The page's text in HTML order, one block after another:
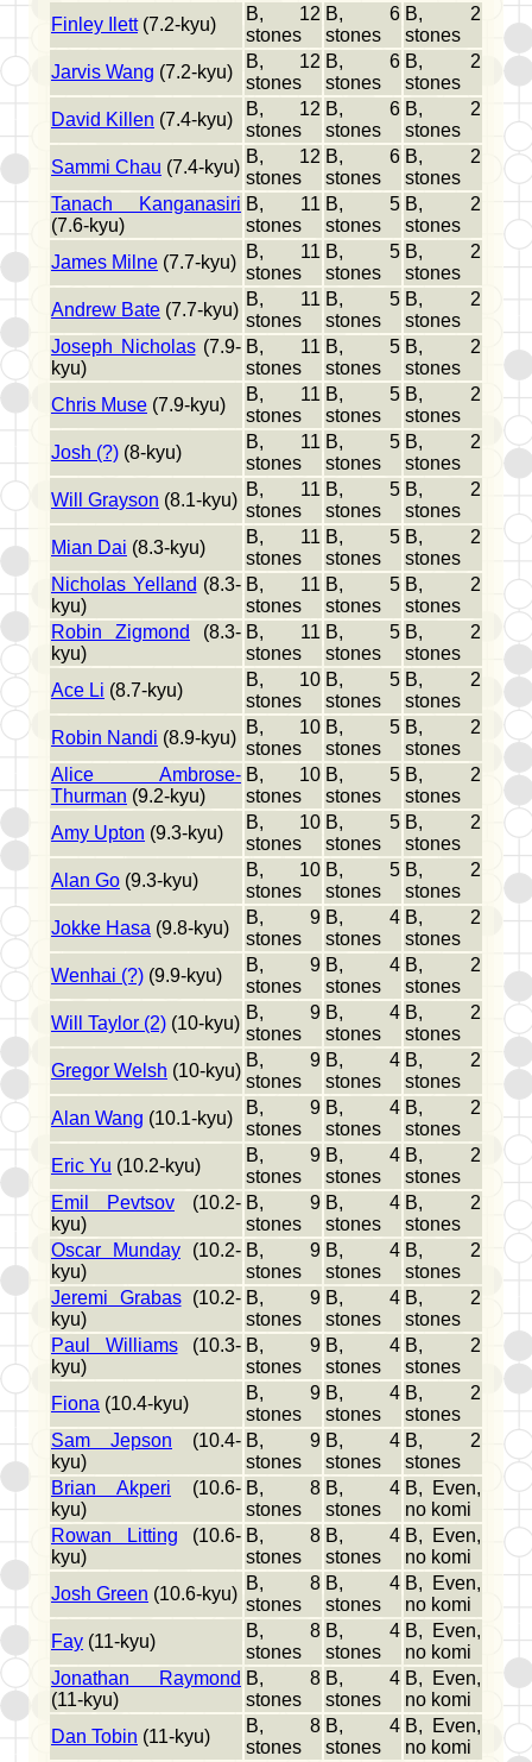
Finley Ilett(7.2-kyu)
B, 12
stones
B, 6
stones
B, 2
stones
Jarvis Wang (7.2-kyu)
B, 12
stones
B, 6
stones
B, 2
stones
David Killen (7.4-kyu)
B, 12
stones
B, 6
stones
B, 2
stones
Sammi Chau (7.4-kyu)
B, 12
stones
B, 6
stones
B, 2
stones
Tanach Kanganasiri
(7.6-kyu)
B, 11
stones
B, 5
stones
B, 2
stones
James Milne (7.7-kyu)
B, 11
stones
B, 5
stones
B, 2
stones
Andrew Bate (7.7-kyu)
B, 11
stones
B, 5
stones
B, 2
stones
Joseph Nicholas(7.9-
kyu)
B, 11
stones
B, 5
stones
B, 2
stones
Chris Muse (7.9-kyu)
B, 11
stones
B, 5
stones
B, 2
stones
Josh (?) (8-kyu)
B, 11
stones
B, 5
stones
B, 2
stones
Will Grayson (8.1-kyu)
B, 11
stones
B, 5
stones
B, 2
stones
Mian Dai (8.3-kyu)
B, 11
stones
B, 5
stones
B, 2
stones
Nicholas Yelland (8.3-
kyu)
B, 11
stones
B, 5
stones
B, 2
stones
Robin Zigmond
(8.3-
kyu)
B, 11
stones
B, 5
stones
B, 2
stones
Ace Li (8.7-kyu)
B, 10
stones
B, 5
stones
B, 2
stones
Robin Nandi (8.9-kyu)
B, 10
stones
B, 5
stones
B, 2
stones
Alice Ambrose-
Thurman (9.2-kyu)
B, 10
stones
B, 5
stones
B, 2
stones
Amy Upton (9.3-kyu)
B, 10
stones
B, 5
stones
B, 2
stones
Alan Go (9.3-kyu)
B, 10
stones
B, 5
stones
B, 2
stones
Jokke Hasa (9.8-kyu)
B, 9
stones
B, 4
stones
B, 2
stones
Wenhai (?) (9.9-kyu)
B, 9
stones
B, 4
stones
B, 2
stones
Will Taylor (2) (10-kyu)
B, 9
stones
B, 4
stones
B, 2
stones
Gregor Welsh (10-kyu)
B, 9
stones
B, 4
stones
B, 2
stones
Alan Wang (10.1-kyu)
B, 9
stones
B, 4
stones
B, 2
stones
Eric Yu (10.2-kyu)
B, 9
stones
B, 4
stones
B, 2
stones
Emil Pevtsov (10.2-
kyu)
B, 9
stones
B, 4
stones
B, 2
stones
Oscar Munday (10.2-
kyu)
B, 9
stones
B, 4
stones
B, 2
stones
Jeremi Grabas(10.2-
kyu)
B, 9
stones
B, 4
stones
B, 2
stones
Paul Williams(10.3-
kyu)
B, 9
stones
B, 4
stones
B, 2
stones
Fiona (10.4-kyu)
B, 9
stones
B, 4
stones
B, 2
stones
Sam Jepson (10.4-
kyu)
B, 9
stones
B, 4
stones
B, 2
stones
Brian Akperi (10.6-
kyu)
B, 8
stones
B, 4
stones
B, Even,
no komi
Rowan Litting (10.6-
kyu)
B, 8
stones
B, 4
stones
B, Even,
no komi
Josh Green (10.6-kyu)
B, 8
stones
B, 4
stones
B, Even,
no komi
Fay (11-kyu)
B, 8
stones
B, 4
stones
B, Even,
no komi
Jonathan Raymond
(11-kyu)
B, 8
stones
B, 4
stones
B, Even,
no komi
Dan Tobin (11-kyu)
B, 8
stones
B, 4
stones
B, Even,
no komi